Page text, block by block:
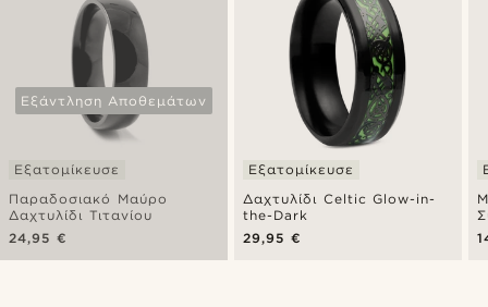
Εξάντληση Αποθεμάτων
Παραδοσιακό Μαύρο
Δαχτυλίδι Τιτανίου
Εξατομίκευσε
24,95 €
Δαχτυλίδι Celtic Glow-in-
the-Dark
Εξατομίκευσε
29,95 €